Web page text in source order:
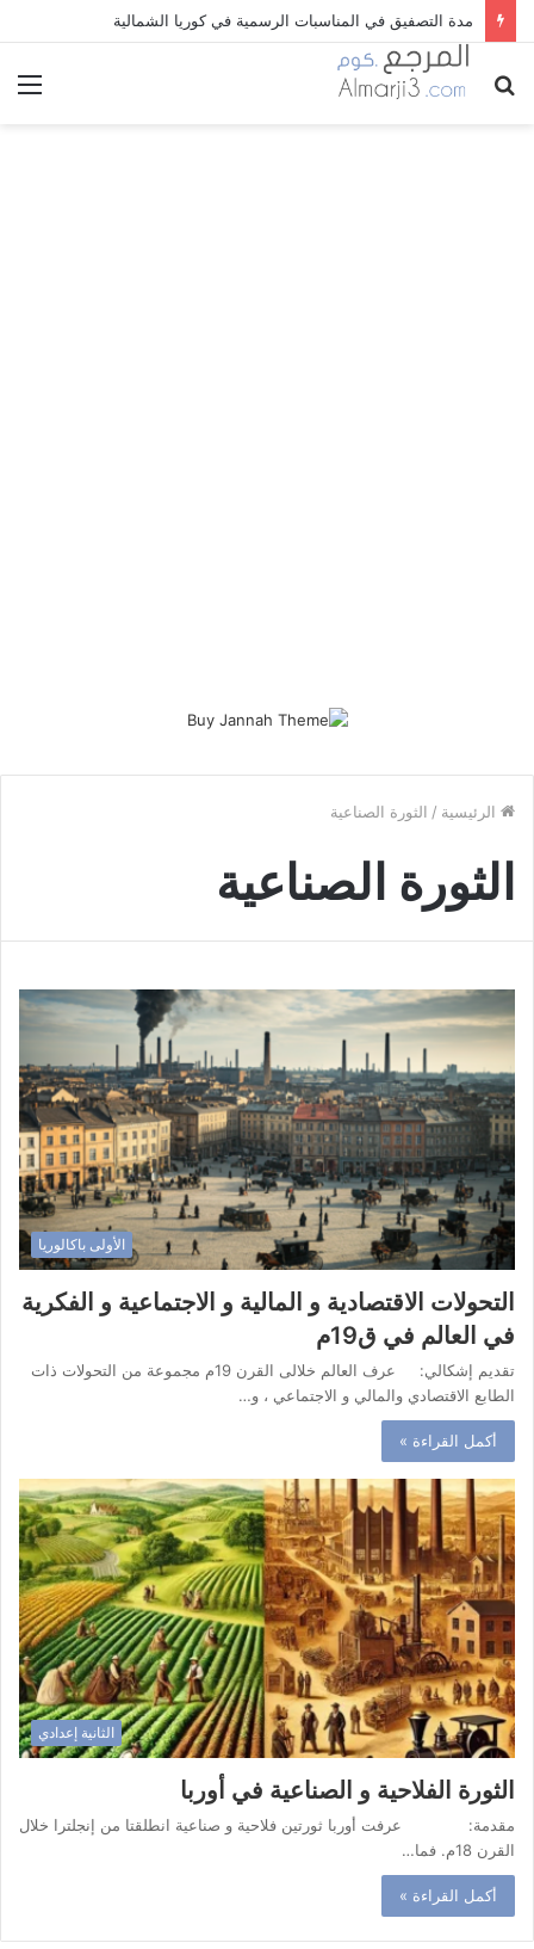
مدة التصفيق في المناسبات الرسمية في كوريا الشمالية
بحث
الرئيسية / الثورة الصناعية
الثورة الصناعية
الأولى باكالوريا
التحولات الاقتصادية و المالية و الاجتماعية و الفكرية
في العالم في ق19م
تقديم إشكالي: عرف العالم خلالى القرن 19م مجموعة من التحولات ذات
الطابع الاقتصادي والمالي و الاجتماعي ، و…
أكمل القراءة »
الثانية إعدادي
الثورة الفلاحية و الصناعية في أوربا
مقدمة: عرفت أوربا ثورتين فلاحية و صناعية انطلقتا من إنجلترا خلال
القرن 18م. فما…
أكمل القراءة »